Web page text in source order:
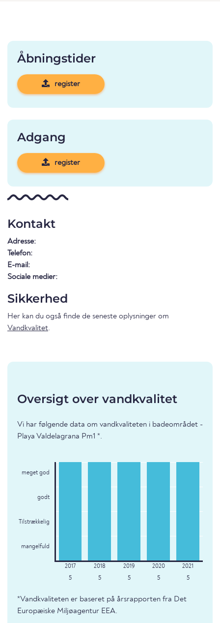
Åbningstider
register
Adgang
register
Kontakt
Adresse:
Telefon:
E-mail:
Sociale medier:
Sikkerhed
Her kan du også finde de seneste oplysninger om
Vandkvalitet.
Oversigt over vandkvalitet
Vi har følgende data om vandkvaliteten i badeområdet -
Playa Valdelagrana Pm1 *.
meget god
godt
Tilstrækkelig
mangelfuld
5 5 5 5 5
*Vandkvaliteten er baseret på årsrapporten fra Det
Europæiske Miljøagentur EEA.